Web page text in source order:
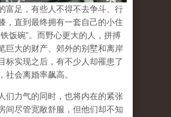
富足，有些人不得不去争斗、行
，直到最终拥有一套自己的小住
铁饭碗”。而野心更大的人，拼搏
巨大的财产、郊外的别墅和离岸
标实现之后，有不少人却罹患了
社会离婚率飙高。
们力气的同时，也将内在的紧张
间尽管宽敞舒服，但他们却不知